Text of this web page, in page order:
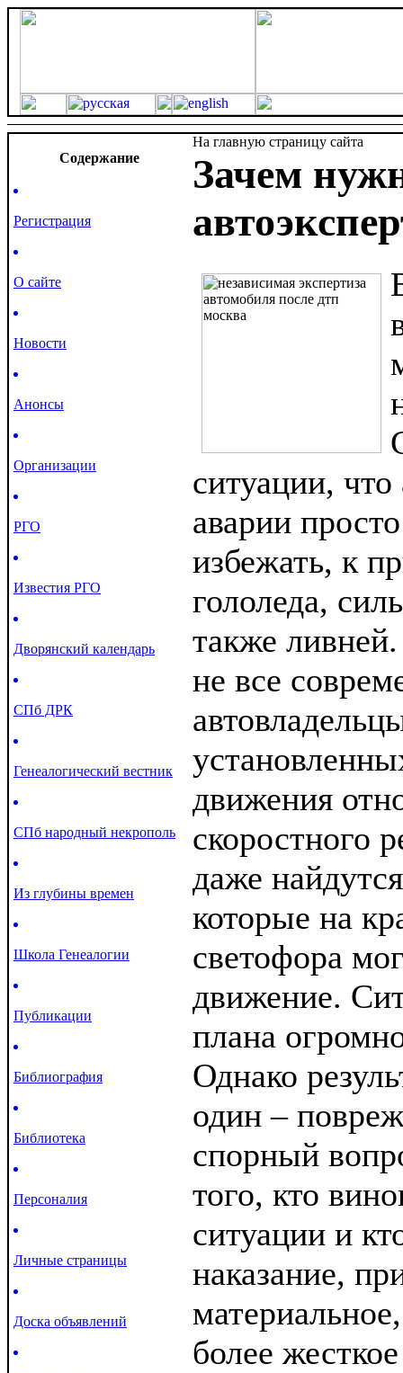
Cодержание
Регистрация
О сайте
Новости
Анонсы
Организации
РГО
Известия РГО
Дворянский календарь
СПб ДРК
Генеалогический вестник
СПб народный некрополь
Из глубины времен
Школа Генеалогии
Публикации
Библиография
Библиотека
Персоналия
Личные страницы
Доска объявлений
На главную страницу сайта
Зачем
ситуации,
аварии
избежать, к
гололеда,
также
не все
движения
скоростного
даже
которые на
светофора
движение.
плана
Однако
один –
спорный
того, кто
ситуации и
наказание,
более